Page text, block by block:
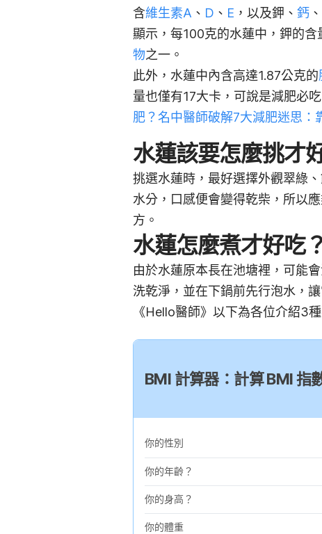
含維生素A 、 D 、 E ，以及鉀、 鈣
顯示，每100克的水蓮中，鉀的
物之一。
此外，水蓮中內含高達1.87公克的
量也僅有17大卡，可說是減肥必
肥？名中醫師破解7大減肥迷思：
水蓮該要怎麼挑才
挑選水蓮時，最好選擇外觀翠綠
水分，口感便會變得乾柴，所以
方。
水蓮怎麼煮才好吃
由於水蓮原本長在池塘裡，可能
洗乾淨，並在下鍋前先行泡水，
《Hello醫師》以下為各位介紹3
BMI 計算器：計算 BMI 指
你的性別
你的年齡？
你的身高？
你的體重